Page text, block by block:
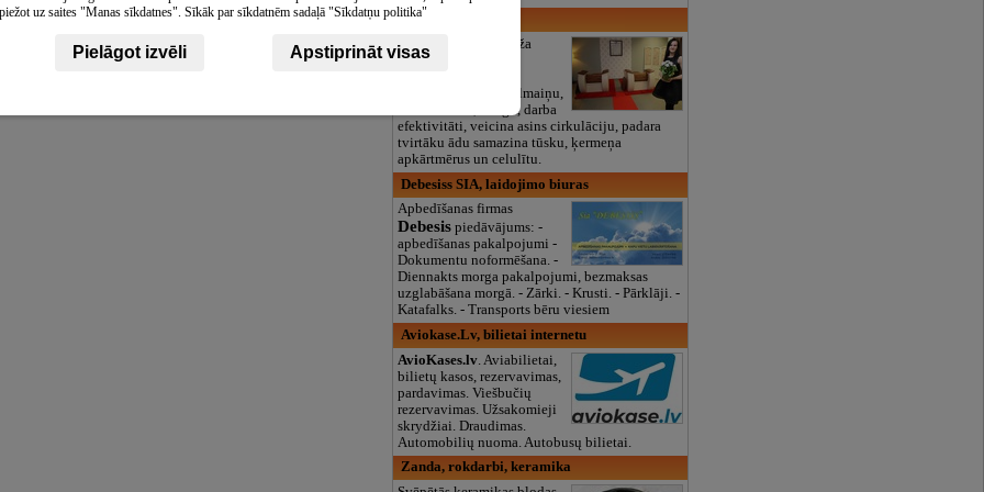
Masāžas studija 8
Limfodrenāžas masāža
uzlabo jūsu veselību
vitalitāti, uzlabo vielmaiņu,
imūnsistēmu, miegu, darba
efektivitāti, veicina asins cirkulāciju, padara
tvirtāku ādu samazina tūsku, ķermeņa
apkārtmērus un celulītu.
Debesiss SIA, laidojimo biuras
Apbedīšanas firmas
Debesis piedāvājums: -
apbedīšanas pakalpojumi -
Dokumentu noformēšana. -
Diennakts morga pakalpojumi, bezmaksas
uzglabāšana morgā. - Zārki. - Krusti. - Pārklāji. -
Katafalks. - Transports bēru viesiem
Aviokase.Lv, bilietai internetu
AvioKases.lv . Aviabilietai,
bilietų kasos, rezervavimas,
pardavimas. Viešbučių
rezervavimas. Užsakomieji
skrydžiai. Draudimas.
Automobilių nuoma. Autobusų bilietai.
Zanda, rokdarbi, keramika
uz saites "Manas sīkdatnes". Sīkāk par sīkdatnēm sadaļā "Sīkdatņu politika"
Pielāgot izvēli Apstiprināt visas